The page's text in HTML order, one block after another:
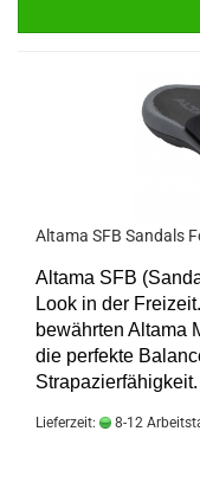
Altama SFB Sandals
Altama SFB
Look in der
bewährten Altama
die perfekte
Strapazierfähigkeit.
Lieferzeit: 8-12